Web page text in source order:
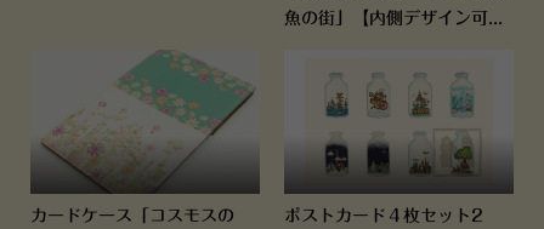
魚の街」【内側デザイン可...
カードケース「コスモスの
ポストカード４枚セット2